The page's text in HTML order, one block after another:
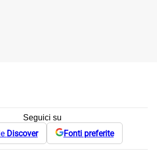
Seguici su
Discover Fonti preferite